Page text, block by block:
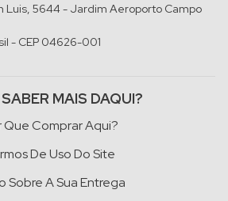
Luis, 5644 - Jardim Aeroporto Campo
- CEP 04626-001
MAIS DAQUI?
Que Comprar Aqui?
De Uso Do Site
Sobre A Sua Entrega